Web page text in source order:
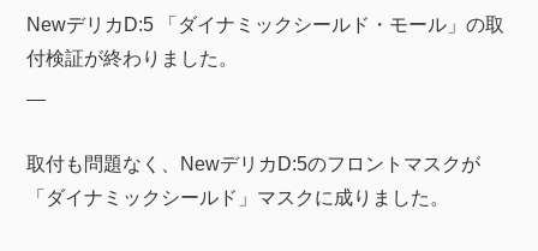
NewデリカD:5 「ダイナミックシールド・モール」の取
付検証が終わりました。
取付も問題なく、NewデリカD:5のフロントマスクが
「ダイナミックシールド」マスクに成りました。